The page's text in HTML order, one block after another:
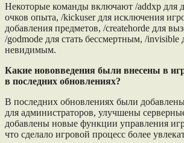
Некоторые команды включают /addxp для
очков опыта, /kickuser для исключения
добавления предметов, /createhorde для
/godmode для стать бессмертным, /invisible
невидимым.
Какие нововведения были внесены в
в последних обновлениях?
В последних обновлениях были
для администраторов, улучшены
добавлены новые функции управления
что сделало игровой процесс более